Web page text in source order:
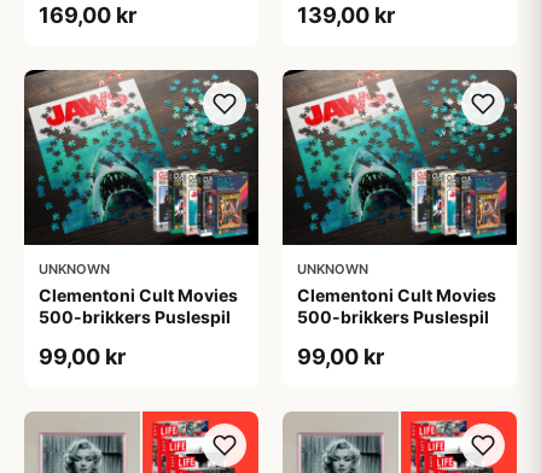
169,00 kr 139,00 kr
UNKNOWN
Clementoni Cult Movies
500-brikkers Puslespil
99,00 kr
UNKNOWN
Clementoni Cult Movies
500-brikkers Puslespil
99,00 kr